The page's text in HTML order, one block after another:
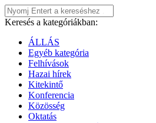
Keresés a kategóriákban:
ÁLLÁS
Egyéb kategória
Felhívások
Hazai hírek
Kitekintő
Konferencia
Közösség
Oktatás